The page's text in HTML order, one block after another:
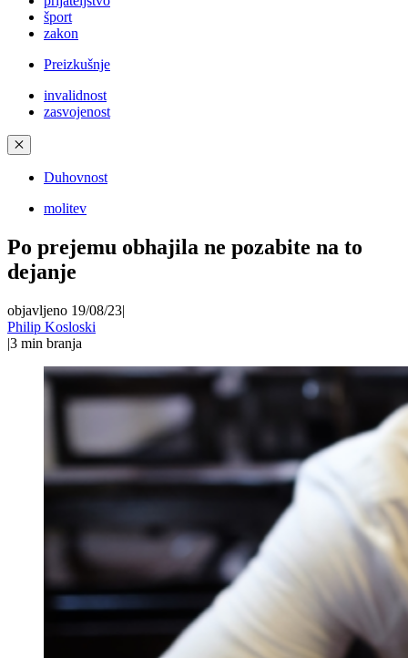
šport
zakon
Preizkušnje
invalidnost
zasvojenost
✕
Duhovnost
molitev
Po prejemu obhajila ne pozabite na to
dejanje
objavljeno 19/08/23|
Philip Kosloski
|3 min branja